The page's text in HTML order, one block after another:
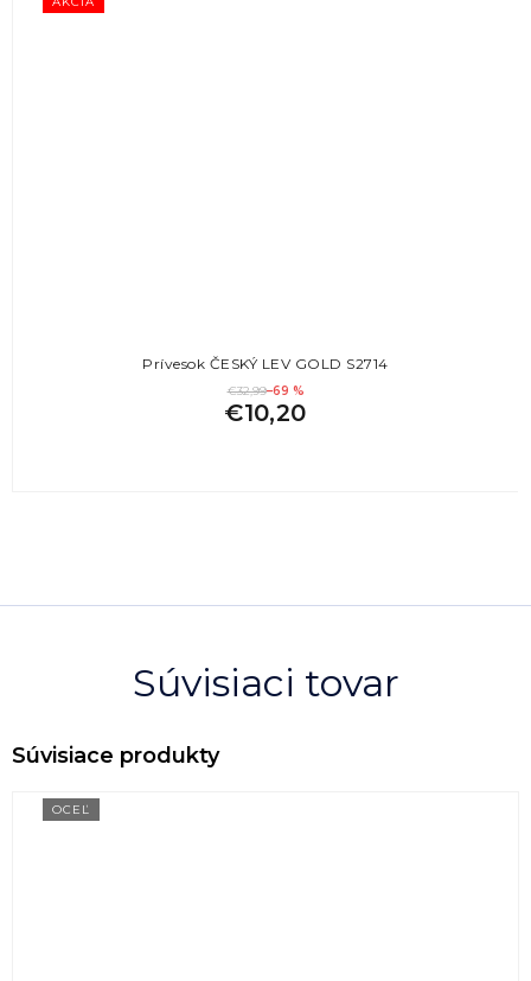
Súvisiaci tovar
OCEĽ
Prívesok ČESKÝ LEV GOLD S2714
€32,99–69 %
€10,20